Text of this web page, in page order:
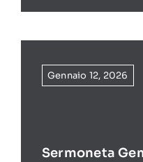
Gennaio 12, 2026
Sermoneta